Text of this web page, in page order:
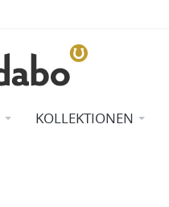
KOLLEKTIONEN